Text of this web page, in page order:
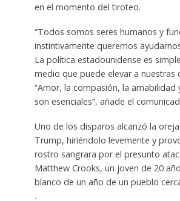
en el momento del tiroteo.
“Todos somos seres humanos y
instintivamente queremos
La política estadounidense es
medio que puede elevar a nuestras
“Amor, la compasión, la amabilidad
son esenciales”, añade el
Uno de los disparos alcanzó la
Trump, hiriéndolo levemente y
rostro sangrara por el presunto
Matthew Crooks, un joven de 20
blanco de un año de un pueblo
.